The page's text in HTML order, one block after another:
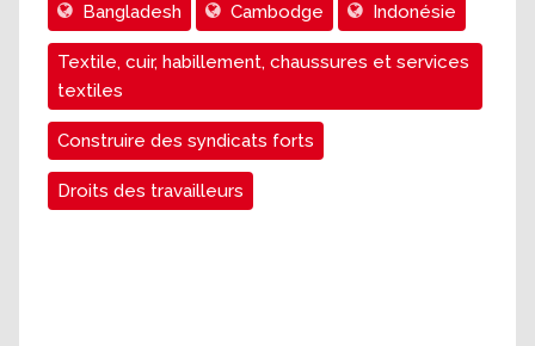
Bangladesh Cambodge Indonésie
Textile, cuir, habillement, chaussures et services
textiles
Construire des syndicats forts
Droits des travailleurs